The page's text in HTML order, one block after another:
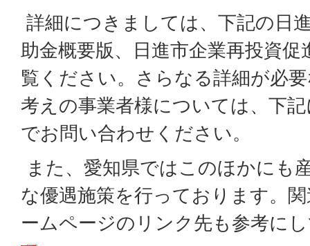
詳細につきましては、下記の日
助金概要版、日進市企業再投資
覧ください。さらなる詳細が必
考えの事業者様については、下
でお問い合わせください。
また、愛知県ではこのほかにも
な優遇施策を行っております。
ームページのリンク先も参考に